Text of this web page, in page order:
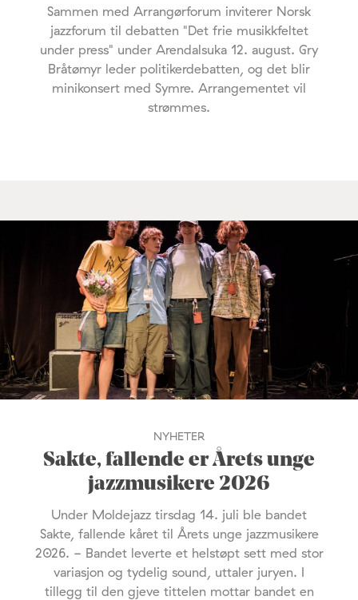
Sammen med Arrangørforum inviterer Norsk
jazzforum til debatten "Det frie musikkfeltet
under press" under Arendalsuka 12. august. Gry
Bråtømyr leder politikerdebatten, og det blir
minikonsert med Symre. Arrangementet vil
strømmes.
NYHETER
Sakte, fallende er Årets unge
jazzmusikere 2026
Under Moldejazz tirsdag 14. juli ble bandet
Sakte, fallende kåret til Årets unge jazzmusikere
2026. - Bandet leverte et helstøpt sett med stor
variasjon og tydelig sound, uttaler juryen. I
tillegg til den gjeve tittelen mottar bandet en